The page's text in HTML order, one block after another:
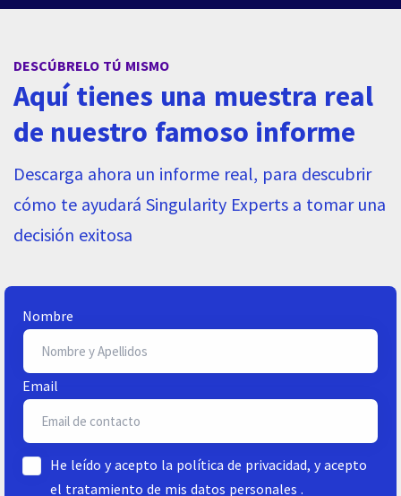
DESCÚBRELO TÚ MISMO
Aquí tienes una muestra real
de nuestro famoso informe
Descarga ahora un informe real, para descubrir
cómo te ayudará Singularity Experts a tomar una
decisión exitosa
Nombre
Email
He leído y acepto la política de privacidad, y acepto
el tratamiento de mis datos personales .